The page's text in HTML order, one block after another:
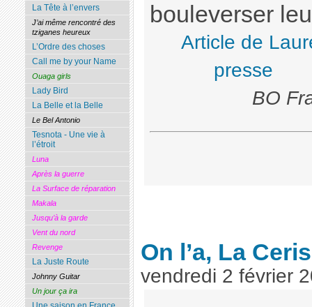
bouleverser
Article de
presse
BO
On l’a, La
vendredi 2 février
La Tête à l’envers
J’ai même rencontré des
tziganes heureux
L’Ordre des choses
Call me by your Name
Ouaga girls
Lady Bird
La Belle et la Belle
Le Bel Antonio
Tesnota - Une vie à
l’étroit
Luna
Après la guerre
La Surface de réparation
Makala
Jusqu’à la garde
Vent du nord
Revenge
La Juste Route
Johnny Guitar
Un jour ça ira